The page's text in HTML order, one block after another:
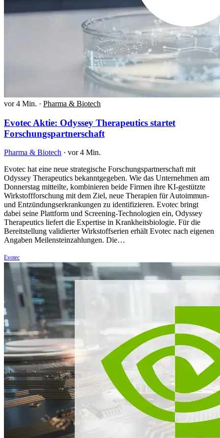
vor 4 Min. · Pharma & Biotech
Evotec Aktie: Odyssey Therapeutics startet
Forschungspartnerschaft
Pharma & Biotech · vor 4 Min.
Evotec hat eine neue strategische Forschungspartnerschaft mit
Odyssey Therapeutics bekanntgegeben. Wie das Unternehmen am
Donnerstag mitteilte, kombinieren beide Firmen ihre KI-gestützte
Wirkstoffforschung mit dem Ziel, neue Therapien für Autoimmun-
und Entzündungserkrankungen zu identifizieren. Evotec bringt
dabei seine Plattform und Screening-Technologien ein, Odyssey
Therapeutics liefert die Expertise in Krankheitsbiologie. Für die
Bereitstellung validierter Wirkstoffserien erhält Evotec nach eigenen
Angaben Meilensteinzahlungen. Die…
Evotec